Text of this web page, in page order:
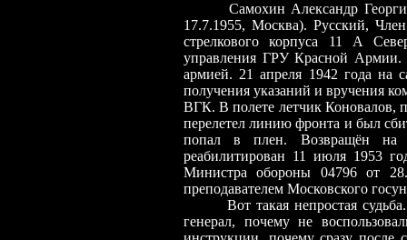
Самохин Александр
17.7.1955, Москва). Русский,
стрелкового корпуса 11 А
управления ГРУ Красной Армии.
армией. 21 апреля 1942 года на
получения указаний и вручения
ВГК. В полете летчик Коновалов,
перелетел линию фронта и был
попал в плен. Возвращён на
реабилитирован 11 июля 1953
Министра обороны 04796 от
преподавателем Московского
Вот такая непростая
генерал, почему не